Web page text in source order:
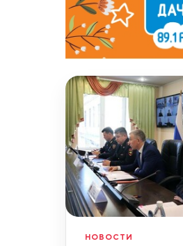
НОВОСТИ